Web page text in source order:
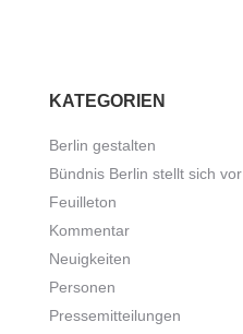
KATEGORIEN
Berlin gestalten
Bündnis Berlin stellt sich vor
Feuilleton
Kommentar
Neuigkeiten
Personen
Pressemitteilungen